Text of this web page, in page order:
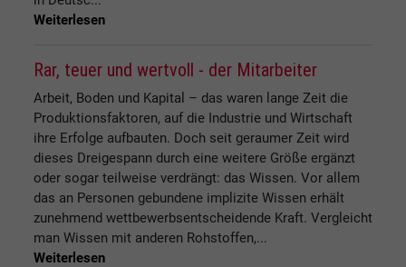
Weiterlesen
Rar, teuer und wertvoll - der Mitarbeiter
Arbeit, Boden und Kapital – das waren lange Zeit die
Produktionsfaktoren, auf die Industrie und Wirtschaft
ihre Erfolge aufbauten. Doch seit geraumer Zeit wird
dieses Dreigespann durch eine weitere Größe ergänzt
oder sogar teilweise verdrängt: das Wissen. Vor allem
das an Personen gebundene implizite Wissen erhält
zunehmend wettbewerbsentscheidende Kraft. Vergleicht
man Wissen mit anderen Rohstoffen,...
Weiterlesen